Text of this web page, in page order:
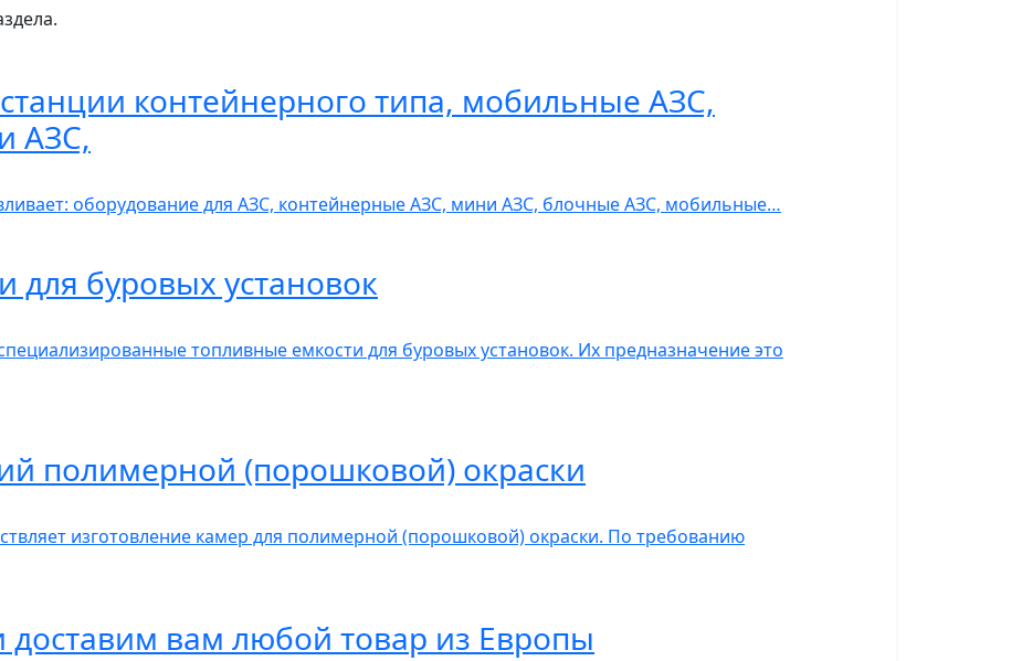
контейнерного типа, мобильные АЗС,
АЗС,
оборудование для АЗС, контейнерные АЗС, мини АЗС, блочные АЗС, мобильные…
для буровых установок
топливные емкости для буровых установок. Их предназначение это
полимерной (порошковой) окраски
изготовление камер для полимерной (порошковой) окраски. По требованию
вам любой товар из Европы